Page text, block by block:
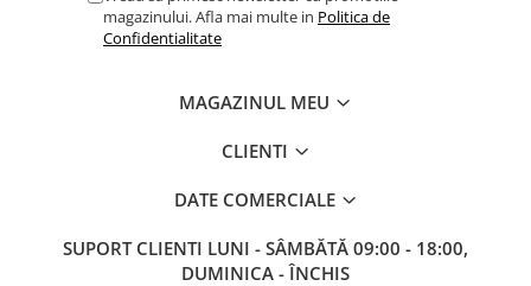
magazinului. Afla mai multe in Politica de
Confidentialitate
MAGAZINUL MEU
CLIENTI
DATE COMERCIALE
SUPORT CLIENTI LUNI - SÂMBĂTĂ 09:00 - 18:00,
DUMINICA - ÎNCHIS